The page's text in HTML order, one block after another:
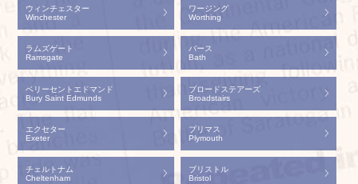
ウィンチェスター
Winchester
ワージング
Worthing
ラムズゲート
Ramsgate
バース
Bath
ベリーセントエドマンド
Bury Saint Edmunds
ブロードステアーズ
Broadstairs
エクセター
Exeter
プリマス
Plymouth
チェルトナム
Cheltenham
ブリストル
Bristol